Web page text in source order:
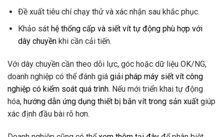
Đề xuất tiêu chí chạy thử và xác nhận sau khắc phục.
Khảo sát hệ thống cấp và siết vít tự động phù hợp với
dây chuyềnkhi cần cải tiến.
Với dây chuyền cần theo dõi lực, góc hoặc dữ liệu OK/NG,
doanh nghiệp có thể đánh giá giải pháp máy siết vít công
nghiệp có kiểm soát quá trình. Nếu mới triển khai tự động
hóa, hướng dẫn ứng dụng thiết bị bắn vít trong sản xuất giúp
xác định đầu bài rõ hơn.